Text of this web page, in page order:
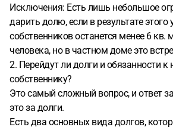
Исключения: Есть лишь небольшое
дарить долю, если в результате этого
собственников останется менее 6
человека, но в частном доме это
2. Перейдут ли долги и обязанности к
собственнику?
Это самый сложный вопрос, и ответ
это за долги.
Есть два основных вида долгов,